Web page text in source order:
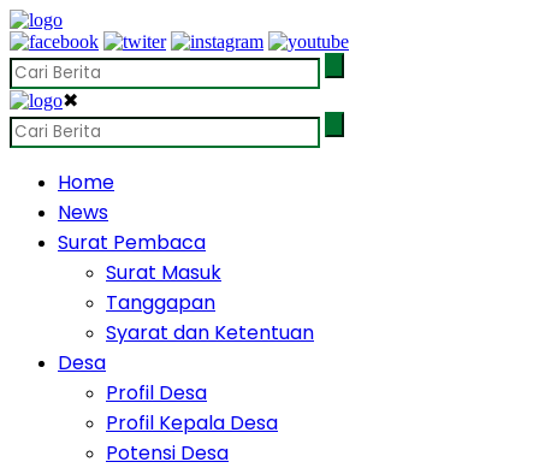
✖
Home
News
Surat Pembaca
Surat Masuk
Tanggapan
Syarat dan Ketentuan
Desa
Profil Desa
Profil Kepala Desa
Potensi Desa